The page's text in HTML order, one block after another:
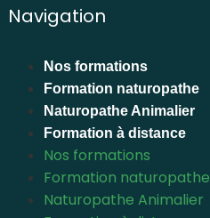
Navigation
Nos formations
Formation naturopathe
Naturopathe Animalier
Formation à distance
Nos formations
Formation naturopathe
Naturopathe Animalier